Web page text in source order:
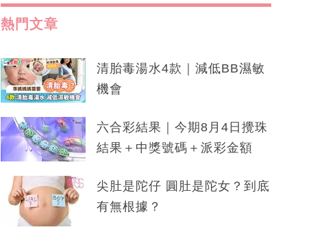
熱門文章
清胎毒湯水4款｜減低BB濕敏
機會
六合彩結果｜今期8月4日攪珠
結果＋中獎號碼＋派彩金額
尖肚是陀仔 圓肚是陀女？到底
有無根據？